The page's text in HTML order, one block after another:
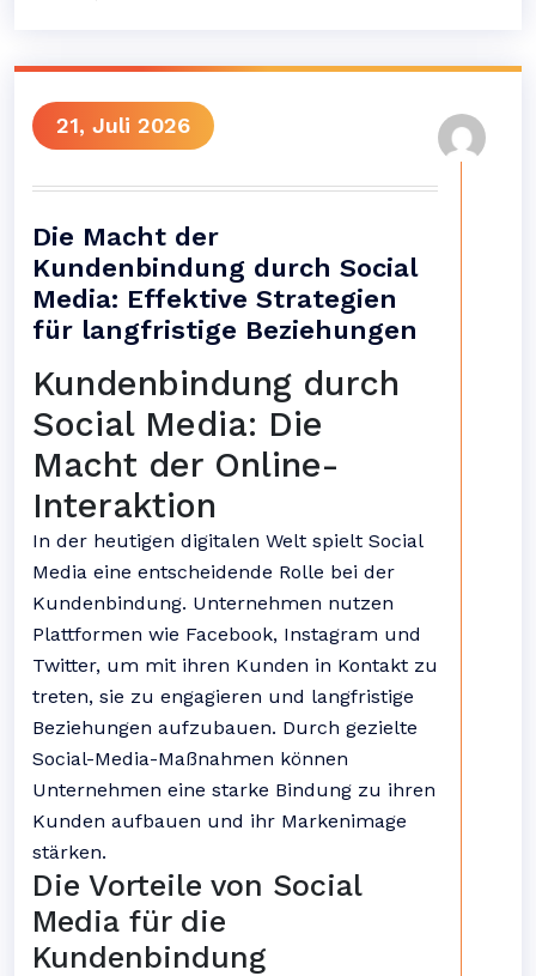
21, Juli 2026
Die Macht der
Kundenbindung durch Social
Media: Effektive Strategien
für langfristige Beziehungen
Kundenbindung durch
Social Media: Die
Macht der Online-
Interaktion
In der heutigen digitalen Welt spielt Social
Media eine entscheidende Rolle bei der
Kundenbindung. Unternehmen nutzen
Plattformen wie Facebook, Instagram und
Twitter, um mit ihren Kunden in Kontakt zu
treten, sie zu engagieren und langfristige
Beziehungen aufzubauen. Durch gezielte
Social-Media-Maßnahmen können
Unternehmen eine starke Bindung zu ihren
Kunden aufbauen und ihr Markenimage
stärken.
Die Vorteile von Social
Media für die
Kundenbindung